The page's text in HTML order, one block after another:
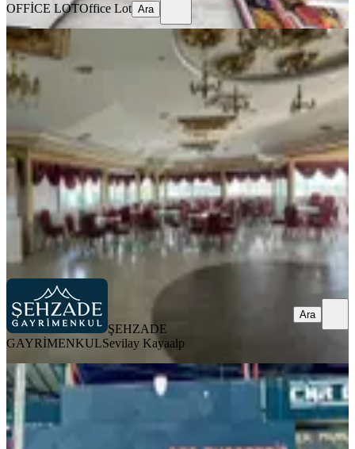
OFFİCE LOTOffice Lot Ara
Şehzade'den Merkezi Konumda
Devren Kiralık Düğün&davet Salonu
Merkezefendi, Adalet Mahallesi
601 m²·Düz Giriş (Zemin)· 19.05.2026
2.000.000 ₺
ŞEHZADE GAYRİMENKULSevilay Kayaalp
Ara
ŞEHZADE
GAYRİMENKULSevilay Kayaalp
Ara
%23
3. Sanayii De Muhteşem Konumda
Devren Kurumsal Oto Ekspertiz